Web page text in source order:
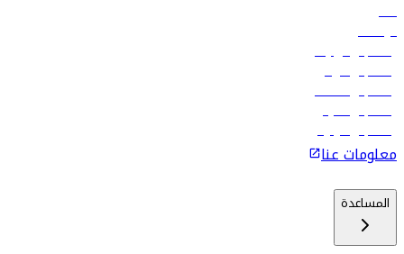
فنادق
الوظائف
رحلات إلى تبيليسي
رحلات إلى الرياض
رحلات إلى مسقط
رحلات إلى ماليه
رحلات إلى كولومبو
معلومات عنا
المساعدة